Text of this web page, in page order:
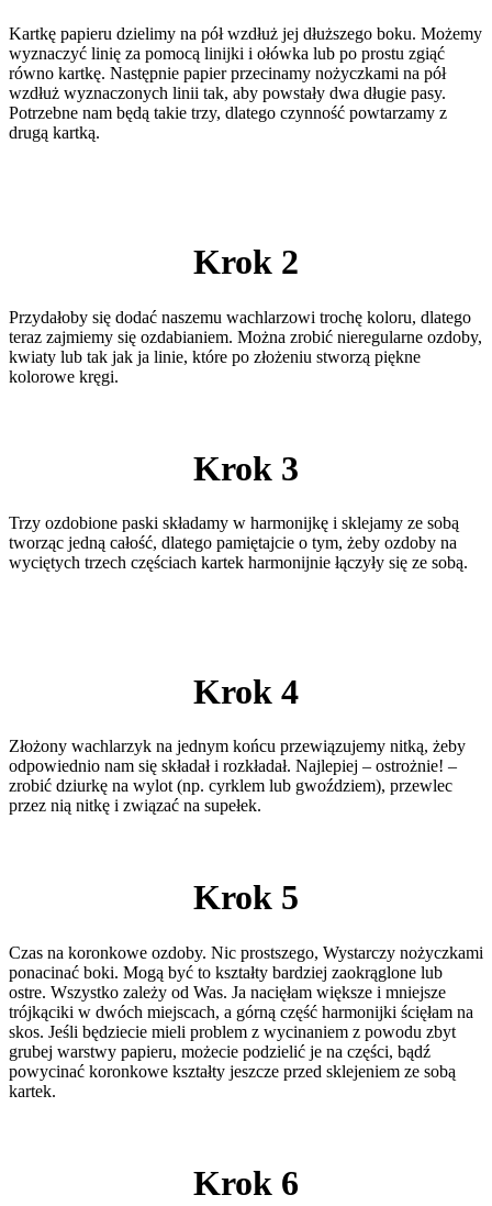
Kartkę papieru dzielimy na pół wzdłuż jej dłuższego boku. Możemy
wyznaczyć linię za pomocą linijki i ołówka lub po prostu zgiąć
równo kartkę. Następnie papier przecinamy nożyczkami na pół
wzdłuż wyznaczonych linii tak, aby powstały dwa długie pasy.
Potrzebne nam będą takie trzy, dlatego czynność powtarzamy z
drugą kartką.
Krok 2
Przydałoby się dodać naszemu wachlarzowi trochę koloru, dlatego
teraz zajmiemy się ozdabianiem. Można zrobić nieregularne ozdoby,
kwiaty lub tak jak ja linie, które po złożeniu stworzą piękne
kolorowe kręgi.
Krok 3
Trzy ozdobione paski składamy w harmonijkę i sklejamy ze sobą
tworząc jedną całość, dlatego pamiętajcie o tym, żeby ozdoby na
wyciętych trzech częściach kartek harmonijnie łączyły się ze sobą.
Krok 4
Złożony wachlarzyk na jednym końcu przewiązujemy nitką, żeby
odpowiednio nam się składał i rozkładał. Najlepiej – ostrożnie! –
zrobić dziurkę na wylot (np. cyrklem lub gwoździem), przewlec
przez nią nitkę i związać na supełek.
Krok 5
Czas na koronkowe ozdoby. Nic prostszego, Wystarczy nożyczkami
ponacinać boki. Mogą być to kształty bardziej zaokrąglone lub
ostre. Wszystko zależy od Was. Ja nacięłam większe i mniejsze
trójkąciki w dwóch miejscach, a górną część harmonijki ścięłam na
skos. Jeśli będziecie mieli problem z wycinaniem z powodu zbyt
grubej warstwy papieru, możecie podzielić je na części, bądź
powycinać koronkowe kształty jeszcze przed sklejeniem ze sobą
kartek.
Krok 6